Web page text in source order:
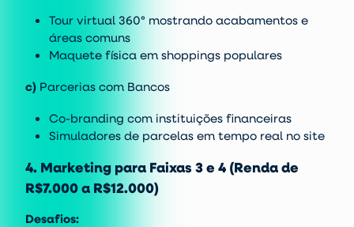
Tour virtual 360° mostrando acabamentos e
áreas comuns
Maquete física em shoppings populares
c) Parcerias com Bancos
Co-branding com instituições financeiras
Simuladores de parcelas em tempo real no site
4. Marketing para Faixas 3 e 4 (Renda de
R$7.000 a R$12.000)
Desafios: